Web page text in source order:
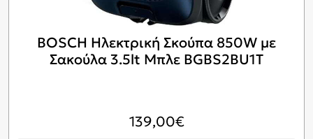
BOSCH Ηλεκτρική Σκούπα 850W με
Σακούλα 3.5lt Μπλε BGBS2BU1T
139,00€